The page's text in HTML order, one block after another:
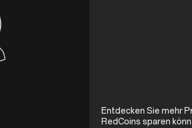
Entdecken Sie mehr
RedCoins sparen